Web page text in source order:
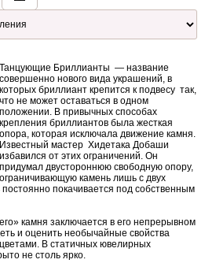
Танцующие Бриллианты — название
совершенно нового вида украшений, в
которых бриллиант крепится к подвесу так,
что не может оставаться в одном
положении. В привычных способах
крепления бриллиантов была жесткая
опора, которая исключала движение камня.
Известный мастер Хидетака Добаши
избавился от этих ограничений. Он
придумал двустороннюю свободную опору,
ограничивающую камень лишь с двух
покачивается под собственным
камня заключается в его непрерывном
и оценить необычайные свойства
В статичных ювелирных
не столь ярко.